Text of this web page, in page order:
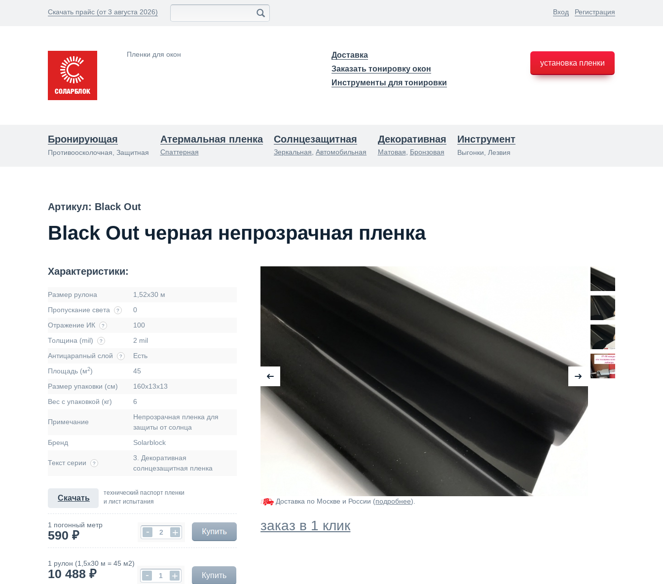
Скачать прайс (от 3 августа 2026) Вход Регистрация
Пленки для окон
Доставка
Заказать тонировку окон
Инструменты для тонировки
установка пленки
Бронирующая
Противоосколочная, Защитная
Атермальная пленка
Спаттерная
Солнцезащитная
Зеркальная ,Автомобильная
Декоративная
Матовая Бронзовая
Инструмент
Выгонки, Лезвия
Артикул: Black Out
Black Out черная непрозрачная пленка
Характеристики:
Размер рулона
1,52х30 м
Пропускание света
?
0
Отражение ИК
?
100
Толщина (mil)
?
2 mil
Антицарапный слой
?
Есть
Площадь (м2)
45
Размер упаковки (см)
160х13х13
Вес с упаковкой (кг)
6
Примечание
Непрозрачная пленка для
защиты от солнца
Бренд
Solarblock
Текст серии ?
3. Декоративная
солнцезащитная пленка
Скачать
технический паспорт пленки
и лист испытания
1 погонный метр
590 ₽ - +
1 рулон (1,5х30 м = 45 м2)
10 488 ₽ - + Купить
Доставка по Москве и России (подробнее).
заказ в 1 клик